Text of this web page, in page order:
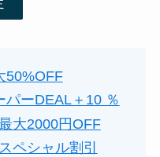
50%OFF
パーDEAL＋10 ％
大2000円OFF
ペシャル割引